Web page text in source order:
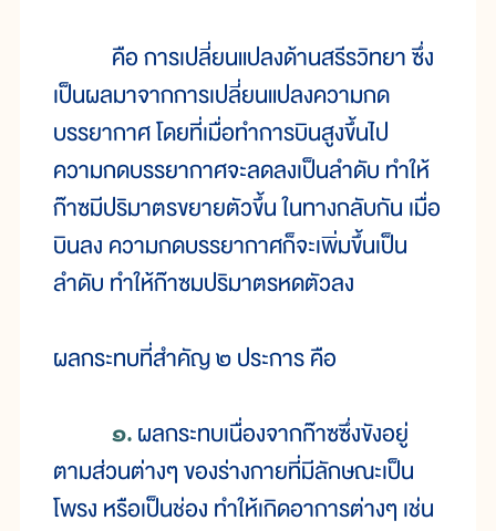
คือ การเปลี่ยนแปลงด้านสรีรวิทยา ซึ่ง
เป็นผลมาจากการเปลี่ยนแปลงความกด
บรรยากาศ โดยที่เมื่อทำการบินสูงขึ้นไป
ความกดบรรยากาศจะลดลงเป็นลำดับ ทำให้
ก๊าซมีปริมาตรขยายตัวขึ้น ในทางกลับกัน เมื่อ
บินลง ความกดบรรยากาศก็จะเพิ่มขึ้นเป็น
ลำดับ ทำให้ก๊าซมปริมาตรหดตัวลง
ผลกระทบที่สำคัญ ๒ ประการ คือ
๑.ผลกระทบเนื่องจากก๊าซซึ่งขังอยู่
ตามส่วนต่างๆ ของร่างกายที่มีลักษณะเป็น
โพรง หรือเป็นช่อง ทำให้เกิดอาการต่างๆ เช่น